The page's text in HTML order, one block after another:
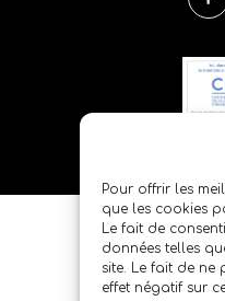
Pour offrir les
que les cookies
Le fait de
données telles
site. Le fait de ne
effet négatif sur